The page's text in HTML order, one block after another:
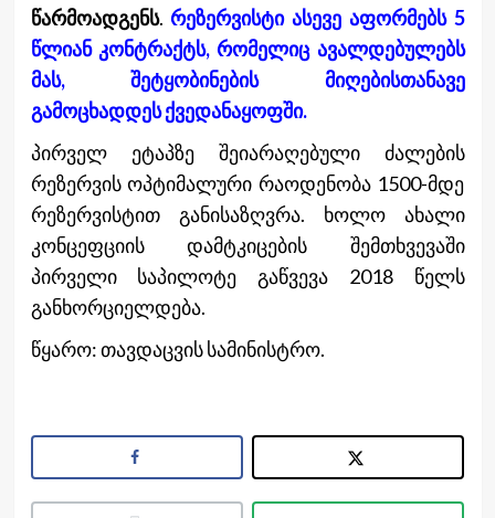
წარმოადგენს.რეზერვისტი ასევე აფორმებს 5
წლიან კონტრაქტს, რომელიც ავალდებულებს
მას, შეტყობინების მიღებისთანავე
გამოცხადდეს ქვედანაყოფში.
პირველ ეტაპზე შეიარაღებული ძალების
რეზერვის ოპტიმალური რაოდენობა 1500-მდე
რეზერვისტით განისაზღვრა. ხოლო ახალი
კონცეფციის დამტკიცების შემთხვევაში
პირველი საპილოტე გაწვევა 2018 წელს
განხორციელდება.
წყარო: თავდაცვის სამინისტრო.